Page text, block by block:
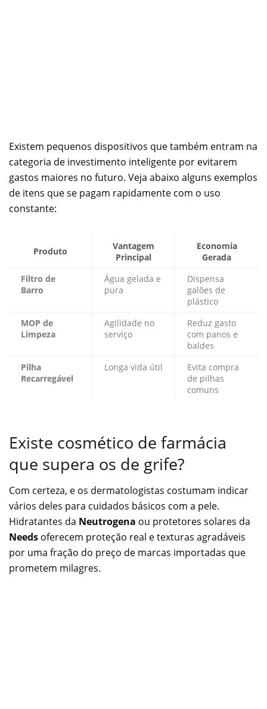
Existem pequenos dispositivos que também entram na
categoria de investimento inteligente por evitarem
gastos maiores no futuro. Veja abaixo alguns exemplos
de itens que se pagam rapidamente com o uso
constante:
Produto
Vantagem
Principal
Economia
Gerada
Filtro de
Barro
Água gelada e
pura
Dispensa
galões de
plástico
MOP de
Limpeza
Agilidade no
serviço
Reduz gasto
com panos e
baldes
Pilha
Recarregável
Longa vida útil
Evita compra
de pilhas
comuns
Existe cosmético de farmácia
que supera os de grife?
Com certeza, e os dermatologistas costumam indicar
vários deles para cuidados básicos com a pele.
Hidratantes da Neutrogena ou protetores solares da
Needs oferecem proteção real e texturas agradáveis
por uma fração do preço de marcas importadas que
prometem milagres.